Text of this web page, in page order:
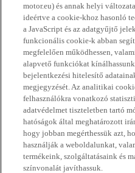
motor.eu) és annak helyi
ideértve a cookie-khoz hasonló
a JavaScript és az adatgyűjtő
funkcionális cookie-k abban
megfelelően működhessen,
alapvető funkciókat
bejelentkezési hitelesítő
megjegyzését. Az analitikai
felhasználókra vonatkozó
adatvédelmet tiszteletben tartó
hatóságok által meghatározott
hogy jobban megérthessük azt,
használják a weboldalunkat,
termékeink, szolgáltatásaink és
színvonalát javíthassuk.